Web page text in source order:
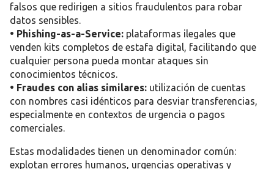
falsos que redirigen a sitios fraudulentos para robar
datos sensibles.
• Phishing-as-a-Service: plataformas ilegales que
venden kits completos de estafa digital, facilitando que
cualquier persona pueda montar ataques sin
conocimientos técnicos.
• Fraudes con alias similares: utilización de cuentas
con nombres casi idénticos para desviar transferencias,
especialmente en contextos de urgencia o pagos
comerciales.
Estas modalidades tienen un denominador común:
explotan errores humanos, urgencias operativas y